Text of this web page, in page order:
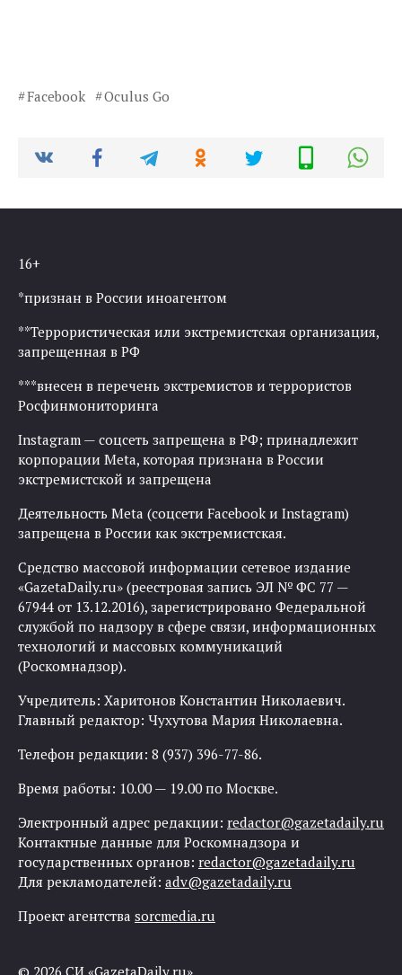
Facebook Oculus Go
16+
*признан в России иноагентом
**Террористическая или экстремистская организация,
запрещенная в РФ
***внесен в перечень экстремистов и террористов
Росфинмониторинга
Instagram — соцсеть запрещена в РФ; принадлежит
корпорации Meta, которая признана в России
экстремистской и запрещена
Деятельность Meta (соцсети Facebook и Instagram)
запрещена в России как экстремистская.
Средство массовой информации сетевое издание
«GazetaDaily.ru» (реестровая запись ЭЛ № ФС 77 —
67944 от 13.12.2016), зарегистрировано Федеральной
службой по надзору в сфере связи, информационных
технологий и массовых коммуникаций
(Роскомнадзор).
Учредитель: Харитонов Константин Николаевич.
Главный редактор: Чухутова Мария Николаевна.
Телефон редакции: 8 (937) 396-77-86.
Время работы: 10.00 — 19.00 по Москве.
Электронный адрес редакции: redactor@gazetadaily.ru
Контактные данные для Роскомнадзора и
государственных органов: redactor@gazetadaily.ru
Для рекламодателей: adv@gazetadaily.ru
Проект агентства sorcmedia.ru